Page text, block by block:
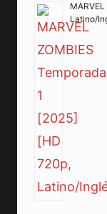
Latino/